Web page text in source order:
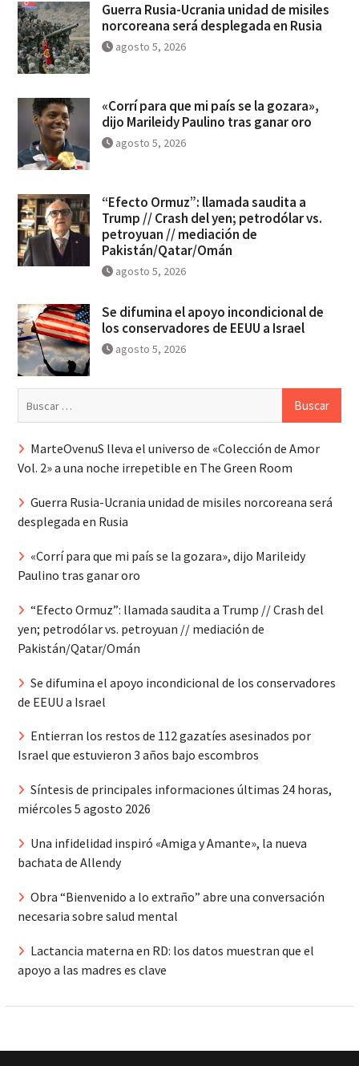
Guerra Rusia-Ucrania unidad de misiles
norcoreana será desplegada en Rusia
agosto 5, 2026
«Corrí para que mi país se la gozara»,
dijo Marileidy Paulino tras ganar oro
agosto 5, 2026
“Efecto Ormuz”: llamada saudita a
Trump // Crash del yen; petrodólar vs.
petroyuan // mediación de
Pakistán/Qatar/Omán
agosto 5, 2026
Se difumina el apoyo incondicional de
los conservadores de EEUU a Israel
agosto 5, 2026
MarteOvenuS lleva el universo de «Colección de Amor
Vol. 2» a una noche irrepetible en The Green Room
Guerra Rusia-Ucrania unidad de misiles norcoreana será
desplegada en Rusia
«Corrí para que mi país se la gozara», dijo Marileidy
Paulino tras ganar oro
“Efecto Ormuz”: llamada saudita a Trump // Crash del
yen; petrodólar vs. petroyuan // mediación de
Pakistán/Qatar/Omán
Se difumina el apoyo incondicional de los conservadores
de EEUU a Israel
Entierran los restos de 112 gazatíes asesinados por
Israel que estuvieron 3 años bajo escombros
Síntesis de principales informaciones últimas 24 horas,
miércoles 5 agosto 2026
Una infidelidad inspiró «Amiga y Amante», la nueva
bachata de Allendy
Obra “Bienvenido a lo extraño” abre una conversación
necesaria sobre salud mental
Lactancia materna en RD: los datos muestran que el
apoyo a las madres es clave